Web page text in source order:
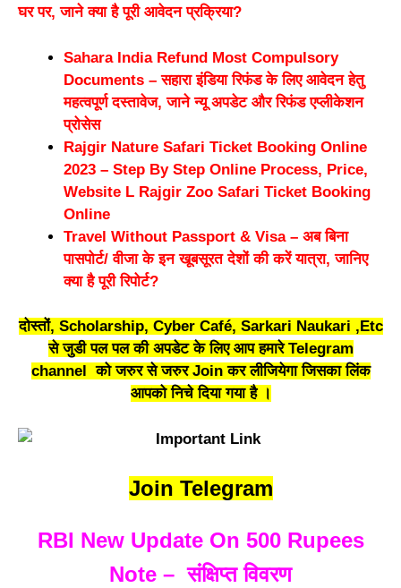
घर पर, जाने क्या है पूरी आवेदन प्रक्रिया?
Sahara India Refund Most Compulsory
Documents – सहारा इंडिया रिफंड के लिए आवेदन हेतु
महत्वपूर्ण दस्तावेज, जाने न्यू अपडेट और रिफंड एप्लीकेशन
प्रोसेस
Rajgir Nature Safari Ticket Booking Online
2023 – Step By Step Online Process, Price,
Website L Rajgir Zoo Safari Ticket Booking
Online
Travel Without Passport & Visa – अब बिना
पासपोर्ट/ वीजा के इन खूबसूरत देशों की करें यात्रा, जानिए
क्या है पूरी रिपोर्ट?
दोस्तों, Scholarship, Cyber Café, Sarkari Naukari ,Etc
से जुडी पल पल की अपडेट के लिए आप हमारे Telegram
channel को जरुर से जरुर Join कर लीजियेगा जिसका लिंक
आपको निचे दिया गया है ।
Join Telegram
RBI New Update On 500 Rupees
Note – संक्षिप्त विवरण